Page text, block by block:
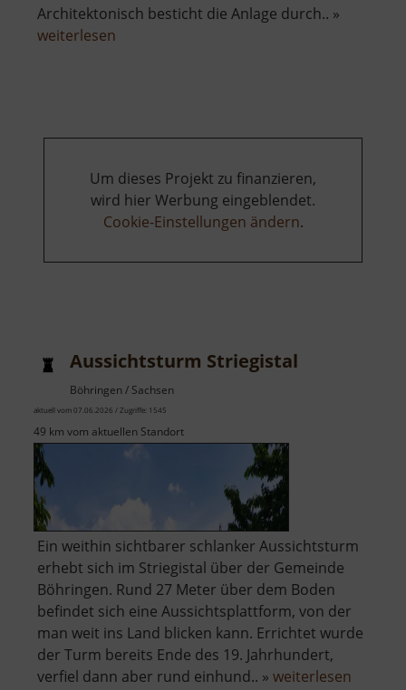
Architektonisch besticht die Anlage durch.. »
weiterlesen
Um dieses Projekt zu finanzieren,
wird hier Werbung eingeblendet.
Cookie-Einstellungen ändern.
Aussichtsturm Striegistal
Böhringen / Sachsen
aktuell vom 07.06.2026 / Zugriffe: 1545
49 km vom aktuellen Standort
Ein weithin sichtbarer schlanker Aussichtsturm
erhebt sich im Striegistal über der Gemeinde
Böhringen. Rund 27 Meter über dem Boden
befindet sich eine Aussichtsplattform, von der
man weit ins Land blicken kann. Errichtet wurde
der Turm bereits Ende des 19. Jahrhundert,
verfiel dann aber rund einhund.. » weiterlesen